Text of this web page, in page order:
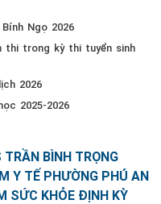
Ngọ 2026
thi trong kỳ thi tuyển sinh
2026
2025-2026
BÌNH TRỌNG
Y TẾ PHƯỜNG PHÚ AN
SỨC KHỎE ĐỊNH KỲ